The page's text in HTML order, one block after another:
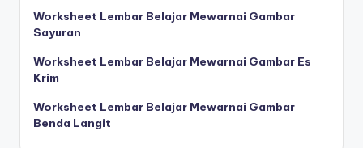
Worksheet Lembar Belajar Mewarnai Gambar
Sayuran
Worksheet Lembar Belajar Mewarnai Gambar Es
Krim
Worksheet Lembar Belajar Mewarnai Gambar
Benda Langit